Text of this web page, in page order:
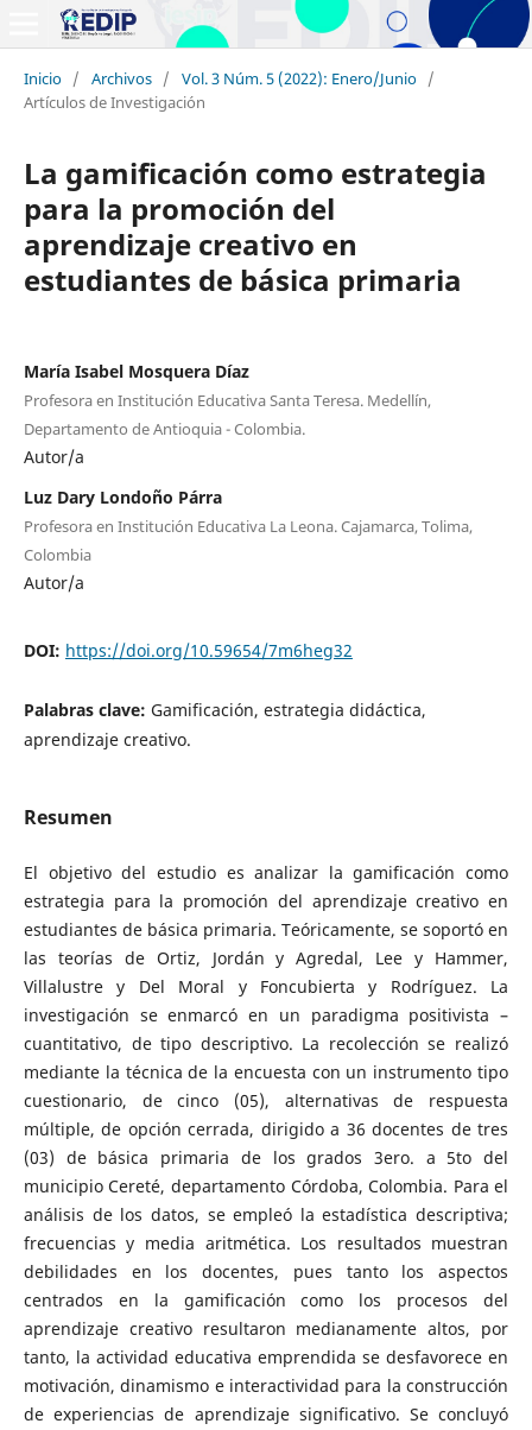
Inicio / Archivos / Vol. 3 Núm. 5 (2022): Enero/Junio /
Artículos de Investigación
La gamificación como estrategia
para la promoción del
aprendizaje creativo en
estudiantes de básica primaria
María Isabel Mosquera Díaz
Profesora en Institución Educativa Santa Teresa. Medellín,
Departamento de Antioquia - Colombia.
Autor/a
Luz Dary Londoño Párra
Profesora en Institución Educativa La Leona. Cajamarca, Tolima,
Colombia
Autor/a
DOI: https://doi.org/10.59654/7m6heg32
Palabras clave: Gamificación, estrategia didáctica,
aprendizaje creativo.
Resumen
El objetivo del estudio es analizar la gamificación como
estrategia para la promoción del aprendizaje creativo en
estudiantes de básica primaria. Teóricamente, se soportó en
las teorías de Ortiz, Jordán y Agredal, Lee y Hammer,
Villalustre y Del Moral y Foncubierta y Rodríguez. La
investigación se enmarcó en un paradigma positivista –
cuantitativo, de tipo descriptivo. La recolección se realizó
mediante la técnica de la encuesta con un instrumento tipo
cuestionario, de cinco (05), alternativas de respuesta
múltiple, de opción cerrada, dirigido a 36 docentes de tres
(03) de básica primaria de los grados 3ero. a 5to del
municipio Cereté, departamento Córdoba, Colombia. Para el
análisis de los datos, se empleó la estadística descriptiva;
frecuencias y media aritmética. Los resultados muestran
debilidades en los docentes, pues tanto los aspectos
centrados en la gamificación como los procesos del
aprendizaje creativo resultaron medianamente altos, por
tanto, la actividad educativa emprendida se desfavorece en
motivación, dinamismo e interactividad para la construcción
de experiencias de aprendizaje significativo. Se concluyó